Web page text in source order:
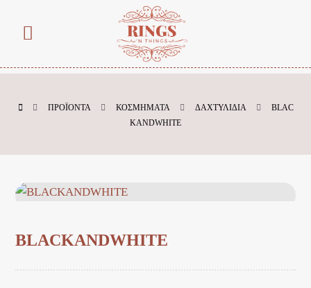
ΠΡΟΪΌΝΤΑ ΚΟΣΜΗΜΑΤΑ ΔΑΧΤΥΛΙΔΙΑ
BLAC
KANDWHITE
BLACKANDWHITE